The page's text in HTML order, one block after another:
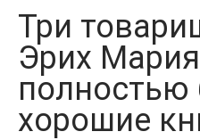
ЗАКЛАДКИ
Три
Эрих
полностью
хорошие